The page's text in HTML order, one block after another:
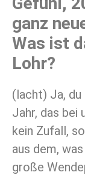
ganz
Was ist
Lohr?
(lacht) Ja,
Jahr, das bei
kein Zufall,
aus dem,
große